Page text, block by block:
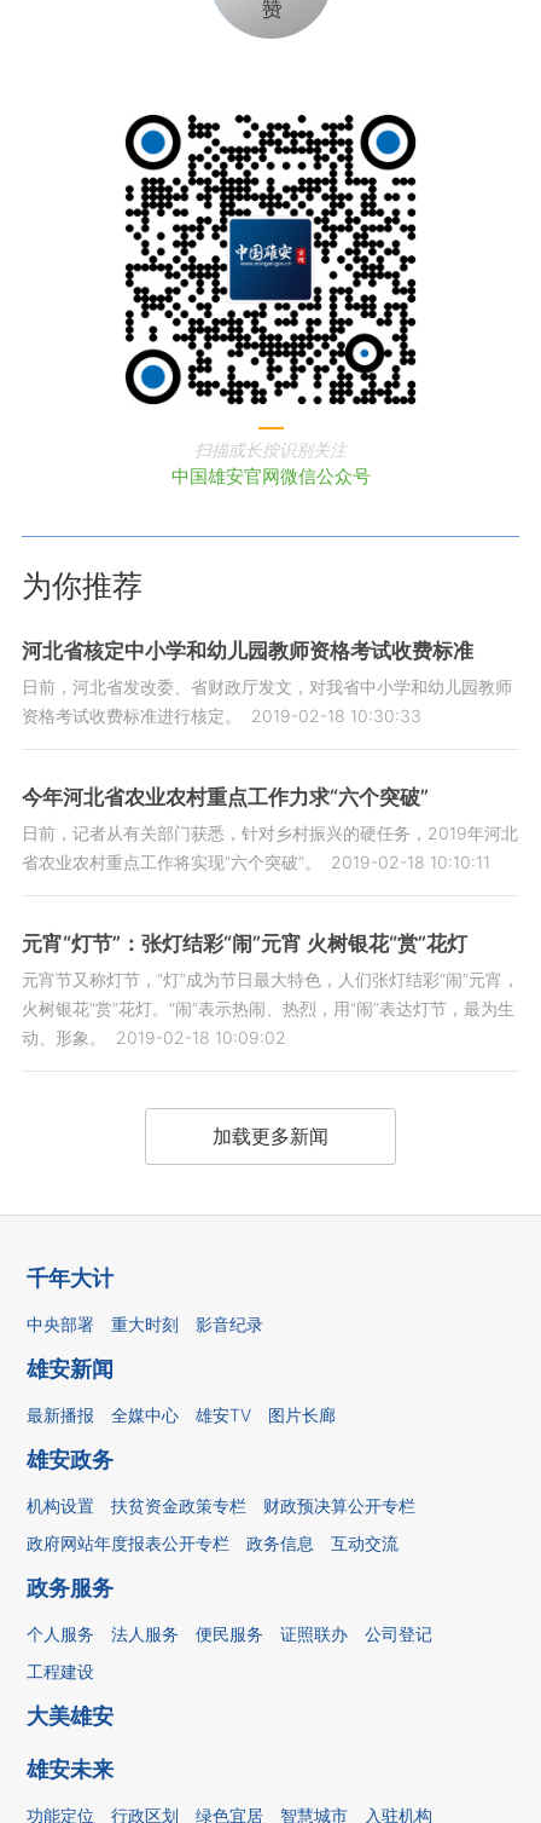
扫描或长按识别关注
中国雄安官网微信公众号
为你推荐
河北省核定中小学和幼儿园教师资格考试收费标准
日前，河北省发改委、省财政厅发文，对我省中小学和幼儿园教师
资格考试收费标准进行核定。
2019-02-18 10:30:33
今年河北省农业农村重点工作力求“六个突破”
日前，记者从有关部门获悉，针对乡村振兴的硬任务，2019年河北
省农业农村重点工作将实现“六个突破”。
2019-02-18 10:10:11
元宵“灯节”：张灯结彩“闹”元宵 火树银花“赏”花灯
元宵节又称灯节，“灯”成为节日最大特色，人们张灯结彩“闹”元宵，
火树银花“赏”花灯。“闹”表示热闹、热烈，用“闹”表达灯节，最为生
动、形象。
2019-02-18 10:09:02
加载更多新闻
千年大计
中央部署 重大时刻 影音纪录
雄安新闻
最新播报 全媒中心 雄安TV 图片长廊
雄安政务
机构设置 扶贫资金政策专栏
财政预决算公开专栏
政府网站年度报表公开专栏
政务信息 互动交流
政务服务
个人服务 法人服务 便民服务 证照联办
公司登记
工程建设
大美雄安
雄安未来
功能定位 行政区划 绿色宜居 智慧城市 入驻机构